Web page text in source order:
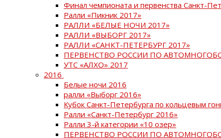
Финал чемпионата и первенства Санкт-
Ралли «Пикник 2017»
РАЛЛИ «БЕЛЫЕ НОЧИ 2017»
РАЛЛИ «ВЫБОРГ 2017»
РАЛЛИ «САНКТ-ПЕТЕРБУРГ 2017»
ПЕРВЕНСТВО РОССИИ ПО
УТС «АЛХО» 2017
2016
Белые ночи 2016
ралли «Выборг 2016»
Кубок Санкт-Петербурга по кольцевым
Ралли «Санкт-Петербург 2016»
Ралли 3-й категории «10 озер»
ПЕРВЕНСТВО РОССИИ ПО